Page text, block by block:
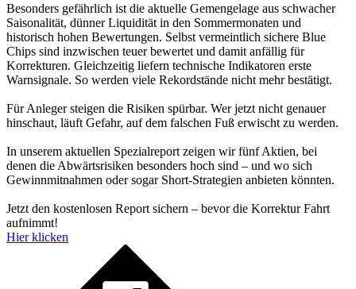
Besonders gefährlich ist die aktuelle Gemengelage aus schwacher
Saisonalität, dünner Liquidität in den Sommermonaten und
historisch hohen Bewertungen. Selbst vermeintlich sichere Blue
Chips sind inzwischen teuer bewertet und damit anfällig für
Korrekturen. Gleichzeitig liefern technische Indikatoren erste
Warnsignale. So werden viele Rekordstände nicht mehr bestätigt.
Für Anleger steigen die Risiken spürbar. Wer jetzt nicht genauer
hinschaut, läuft Gefahr, auf dem falschen Fuß erwischt zu werden.
In unserem aktuellen Spezialreport zeigen wir fünf Aktien, bei
denen die Abwärtsrisiken besonders hoch sind – und wo sich
Gewinnmitnahmen oder sogar Short-Strategien anbieten könnten.
Jetzt den kostenlosen Report sichern – bevor die Korrektur Fahrt
aufnimmt!
Hier klicken